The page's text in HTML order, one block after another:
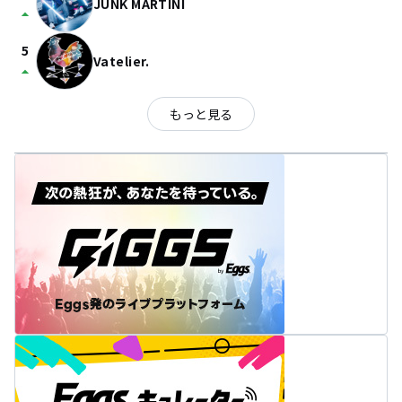
arrow_drop_up JUNK MARTINI
5
arrow_drop_up Vatelier.
もっと見る